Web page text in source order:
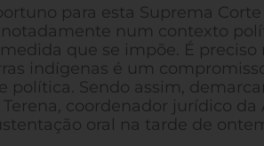
para esta Suprema
notadamente num contexto
que se impõe. É
indígenas é um
política. Sendo assim,
coordenador jurídico
oral na tarde de